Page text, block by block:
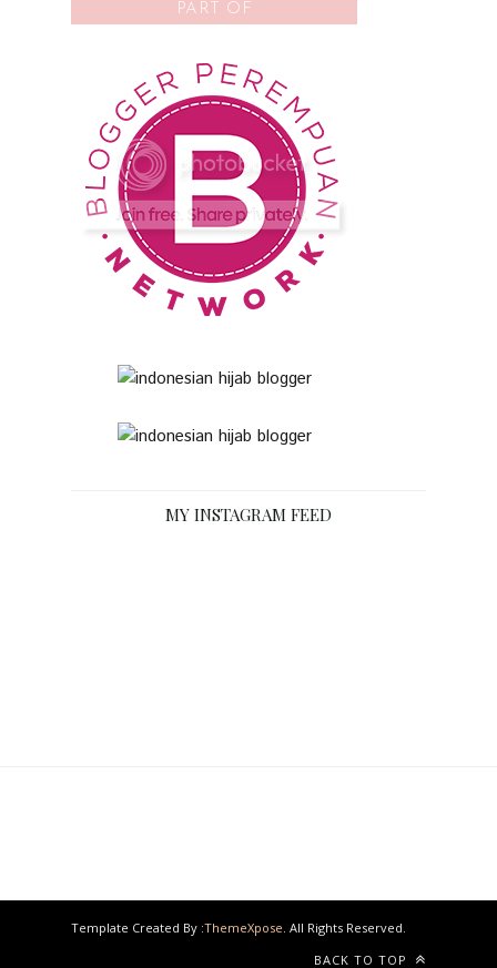
PART OF
MY INSTAGRAM FEED
Template Created By :ThemeXpose. All Rights Reserved.
BACK TO TOP